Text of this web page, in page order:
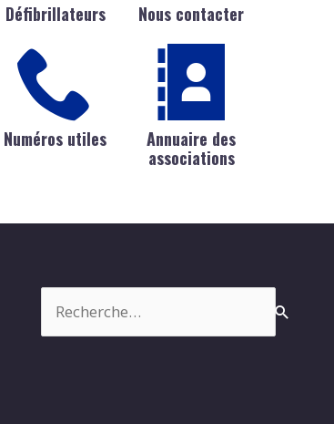
Défibrillateurs Nous contacter
Numéros utiles
Annuaire des
associations